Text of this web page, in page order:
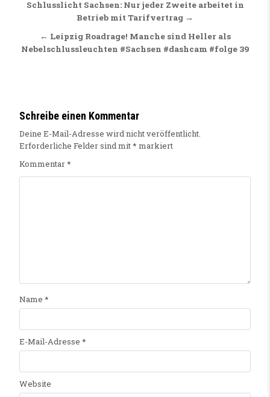
Beitragsnavigation
Schlusslicht Sachsen: Nur jeder Zweite arbeitet in
Betrieb mit Tarifvertrag →
← Leipzig Roadrage! Manche sind Heller als
Nebelschlussleuchten #Sachsen #dashcam #folge 39
Schreibe einen Kommentar
Deine E-Mail-Adresse wird nicht veröffentlicht.
Erforderliche Felder sind mit* markiert
Kommentar*
Name *
E-Mail-Adresse *
Website